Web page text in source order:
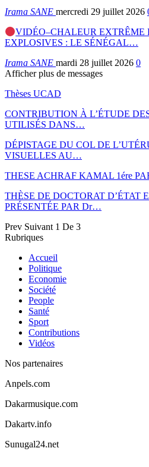
Irama SANE mercredi 29 juillet 2026
VIDÉO–CHALEUR EXTRÊME
EXPLOSIVES : LE SÉNÉGAL…
Irama SANE mardi 28 juillet 2026 0
Afficher plus de messages
Thèses UCAD
CONTRIBUTION À L’ÉTUDE
UTILISÉS DANS…
DÉPISTAGE DU COL DE
VISUELLES AU…
THESE ACHRAF KAMAL 1ére
THÈSE DE DOCTORAT D’ÉTAT
PRÉSENTÉE PAR Dr…
Prev Suivant 1 De 3
Rubriques
Accueil
Politique
Economie
Société
People
Santé
Sport
Contributions
Vidéos
Nos partenaires
Anpels.com
Dakarmusique.com
Dakartv.info
Sunugal24.net